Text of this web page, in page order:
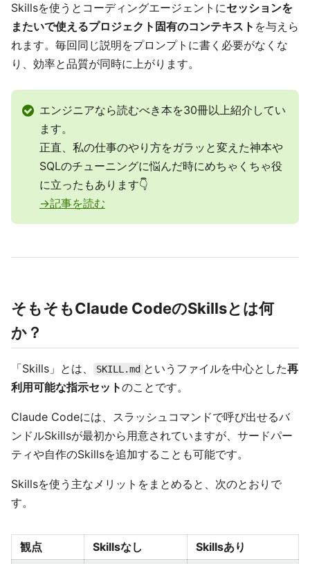
Skillsを使うとコーディングエージェントにセッションを
またいで使えるプロジェクト固有のコンテキスト を与えら
れます。毎回同じ説明をプロンプトに書く必要がなくな
り、効率と品質が同時に上がります。
エンジニアなら読むべき本を30冊以上紹介してい
ます。
正直、私の仕事のやり方をガラッと変えた神本や
SQLのチューニングに悩んだ時にめちゃくちゃ役
に立ったもあります👇
→記事を読む
そもそもClaude CodeのSkillsとは何
か？
「Skills」とは、 SKILL.md というファイルを中心とした再
利用可能な指示セットのことです。
Claude Codeには、スラッシュコマンドで呼び出せるバ
ンドルSkillsが最初から用意されていますが、サードパー
ティや自作のSkillsを追加することも可能です。
Skillsを使う主なメリットをまとめると、次のとおりで
す。
観点 Skillsなし
Skillsあり